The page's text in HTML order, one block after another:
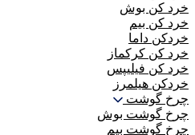
خرد کن بوش
خرد کن بیم
خردکن داما
خرد کن کرکماز
خرد کن فیلیپس
خردکن هیلمرز
چرخ گوشت
چرخ گوشت بوش
چرخ گوشت بیم